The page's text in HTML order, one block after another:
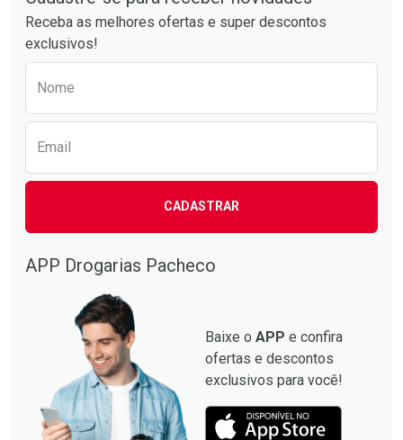
Receba as melhores ofertas e super descontos
exclusivos!
Nome
Email
CADASTRAR
APP Drogarias Pacheco
Baixe o APP e confira
ofertas e descontos
exclusivos para você!